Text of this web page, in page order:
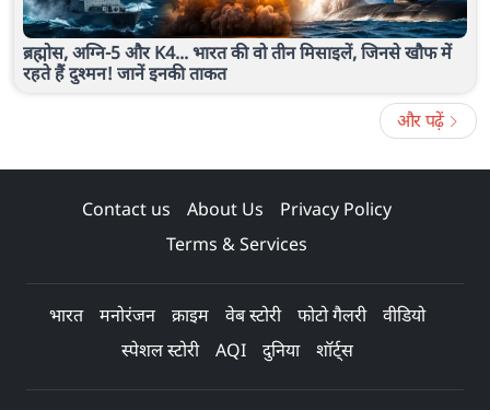
ब्रह्मोस, अग्नि-5 और K4... भारत की वो तीन मिसाइलें, जिनसे खौफ में
रहते हैं दुश्मन! जानें इनकी ताकत
और पढ़ें
Contact us About Us
Privacy Policy
Terms & Services
भारत मनोरंजन क्राइम वेब स्टोरी फोटो गैलरी
वीडियो
स्पेशल स्टोरी
AQI दुनिया शॉर्ट्स